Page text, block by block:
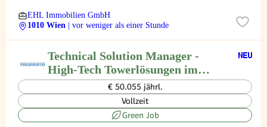
EHL Immobilien GmbH
1010 Wien
| vor weniger als einer Stunde
Technical Solution Manager -
High-Tech Towerlösungen im
Defence-Bereich (all genders)
€ 50.055 jährl.
Vollzeit
Green Job